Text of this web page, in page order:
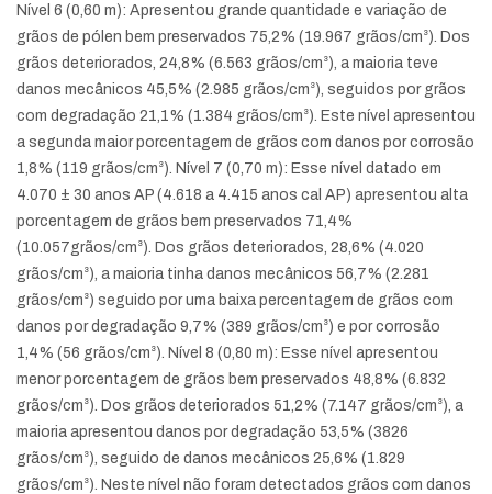
Nível 6 (0,60 m): Apresentou grande quantidade e variação de
grãos de pólen bem preservados 75,2% (19.967 grãos/cm³). Dos
grãos deteriorados, 24,8% (6.563 grãos/cm³), a maioria teve
danos mecânicos 45,5% (2.985 grãos/cm³), seguidos por grãos
com degradação 21,1% (1.384 grãos/cm³). Este nível apresentou
a segunda maior porcentagem de grãos com danos por corrosão
1,8% (119 grãos/cm³). Nível 7 (0,70 m): Esse nível datado em
4.070 ± 30 anos AP (4.618 a 4.415 anos cal AP) apresentou alta
porcentagem de grãos bem preservados 71,4%
(10.057grãos/cm³). Dos grãos deteriorados, 28,6% (4.020
grãos/cm³), a maioria tinha danos mecânicos 56,7% (2.281
grãos/cm³) seguido por uma baixa percentagem de grãos com
danos por degradação 9,7% (389 grãos/cm³) e por corrosão
1,4% (56 grãos/cm³). Nível 8 (0,80 m): Esse nível apresentou
menor porcentagem de grãos bem preservados 48,8% (6.832
grãos/cm³). Dos grãos deteriorados 51,2% (7.147 grãos/cm³), a
maioria apresentou danos por degradação 53,5% (3826
grãos/cm³), seguido de danos mecânicos 25,6% (1.829
grãos/cm³). Neste nível não foram detectados grãos com danos